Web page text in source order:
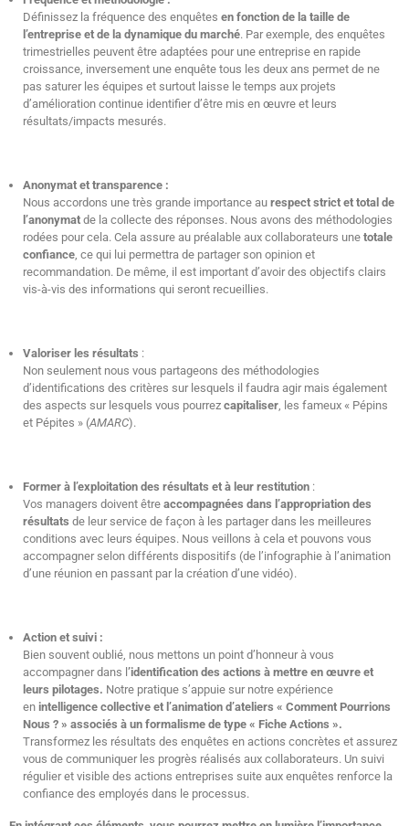
Définissez la fréquence des enquêtes en fonction de la taille de
l’entreprise et de la dynamique du marché. Par exemple, des enquêtes
trimestrielles peuvent être adaptées pour une entreprise en rapide
croissance, inversement une enquête tous les deux ans permet de ne
pas saturer les équipes et surtout laisse le temps aux projets
d’amélioration continue identifier d’être mis en œuvre et leurs
résultats/impacts mesurés.
Anonymat et transparence :
Nous accordons une très grande importance au respect strict et total de
l’anonymat de la collecte des réponses. Nous avons des méthodologies
rodées pour cela. Cela assure au préalable aux collaborateurs une totale
confiance , ce qui lui permettra de partager son opinion et
recommandation. De même, il est important d’avoir des objectifs clairs
vis-à-vis des informations qui seront recueillies.
Valoriser les résultats :
Non seulement nous vous partageons des méthodologies
d’identifications des critères sur lesquels il faudra agir mais également
des aspects sur lesquels vous pourrez capitaliser , les fameux « Pépins
et Pépites » (AMARC).
Former à l’exploitation des résultats et à leur restitution :
Vos managers doivent être accompagnées dans l’appropriation des
résultats de leur service de façon à les partager dans les meilleures
conditions avec leurs équipes. Nous veillons à cela et pouvons vous
accompagner selon différents dispositifs (de l’infographie à l’animation
d’une réunion en passant par la création d’une vidéo).
Action et suivi :
Bien souvent oublié, nous mettons un point d’honneur à vous
accompagner dans l ’identification des actions à mettre en œuvre et
leurs pilotages. Notre pratique s’appuie sur notre expérience
en intelligence collective et l’animation d’ateliers « Comment Pourrions
Nous ? » associés à un formalisme de type « Fiche Actions ».
Transformez les résultats des enquêtes en actions concrètes et assurez
vous de communiquer les progrès réalisés aux collaborateurs. Un suivi
régulier et visible des actions entreprises suite aux enquêtes renforce la
confiance des employés dans le processus.